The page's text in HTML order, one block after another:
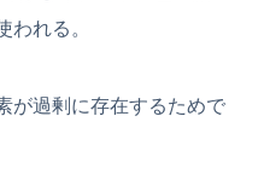
われる。
が過剰に存在するためで